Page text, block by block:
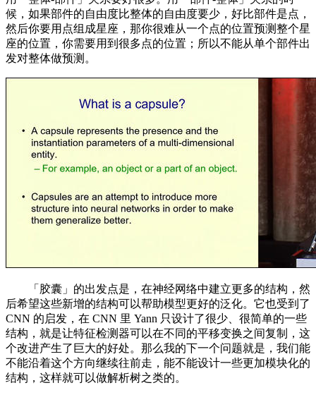
候，如果部件的自由度比整体的自由度要少，好比部件是点，
然后你要用点组成星座，那你很难从一个点的位置预测整个星
座的位置，你需要用到很多点的位置；所以不能从单个部件出
发对整体做预测。
「胶囊」的出发点是，在神经网络中建立更多的结构，然
后希望这些新增的结构可以帮助模型更好的泛化。它也受到了
CNN 的启发，在 CNN 里 Yann 只设计了很少、很简单的一些
结构，就是让特征检测器可以在不同的平移变换之间复制，这
个改进产生了巨大的好处。那么我的下一个问题就是，我们能
不能沿着这个方向继续往前走，能不能设计一些更加模块化的
结构，这样就可以做解析树之类的。